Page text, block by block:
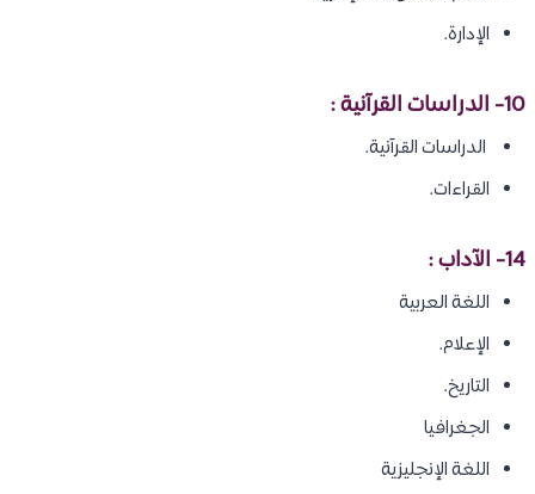
الإدارة.
10- الدراسات القرآنية :
الدراسات القرآنية.
القراءات.
14- الآداب :
اللغة العربية
الإعلام.
التاريخ.
الجغرافيا
اللغة الإنجليزية